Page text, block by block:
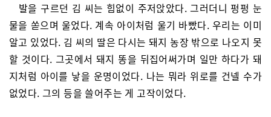
발을 구르던 김 씨는 힘없이 주저앉았다. 그러더니 펑펑 눈
물을 쏟으며 울었다. 계속 아이처럼 울기 바빴다. 우리는 이미
알고 있었다. 김 씨의 딸은 다시는 돼지 농장 밖으로 나오지 못
할 것이다. 그곳에서 돼지 똥을 뒤집어써가며 일만 하다가 돼
지처럼 아이를 낳을 운명이었다. 나는 뭐라 위로를 건넬 수가
없었다. 그의 등을 쓸어주는 게 고작이었다.